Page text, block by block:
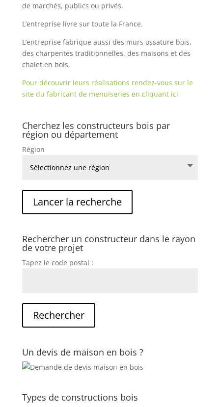
de marchés, publics ou privés.
L’entreprise livre sur toute la France.
L’entreprise fabrique aussi des murs ossature bois,
des charpentes traditionnelles, des maisons et des
chalet en bois.
Pour découvrir leurs réalisations rendez-vous sur le
site du fabricant de menuiseries en cliquant ici
Cherchez les constructeurs bois par
région ou département
Région
Rechercher un constructeur dans le rayon
de votre projet
Tapez le code postal :
Un devis de maison en bois ?
Types de constructions bois